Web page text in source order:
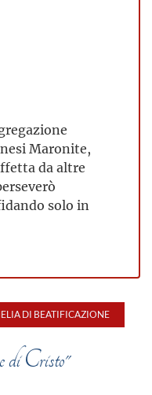
Maronite,
da altre
solo in
DI BEATIFICAZIONE
di Cristo"